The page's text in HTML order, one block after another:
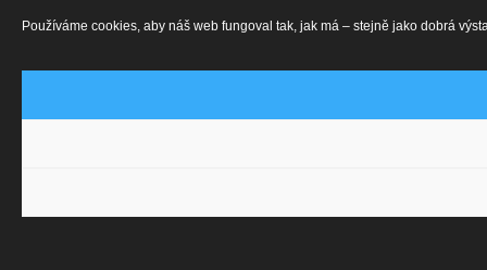
Používáme cookies, aby náš web fungoval tak, jak má – stejně jako dobrá